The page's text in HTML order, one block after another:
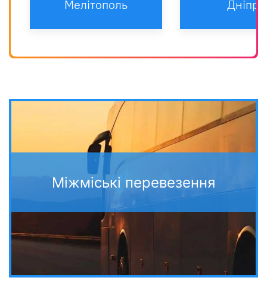
Мелітополь
Дніпро
Міжміські перевезення